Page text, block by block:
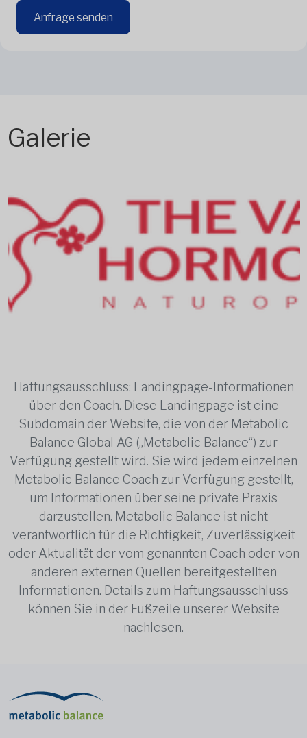
Anfrage senden
Galerie
Haftungsausschluss: Landingpage-Informationen
über den Coach. Diese Landingpage ist eine
Subdomain der Website, die von der Metabolic
Balance Global AG („Metabolic Balance“) zur
Verfügung gestellt wird. Sie wird jedem einzelnen
Metabolic Balance Coach zur Verfügung gestellt,
um Informationen über seine private Praxis
darzustellen. Metabolic Balance ist nicht
verantwortlich für die Richtigkeit, Zuverlässigkeit
oder Aktualität der vom genannten Coach oder von
anderen externen Quellen bereitgestellten
Informationen. Details zum Haftungsausschluss
können Sie in der Fußzeile unserer Website
nachlesen.